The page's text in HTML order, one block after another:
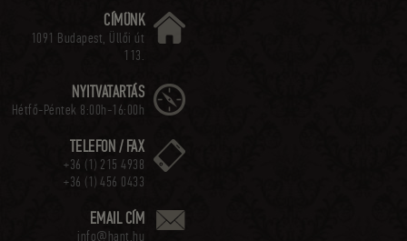
CÍMÜNK
1091 Budapest, Üllői út
113.
NYITVATARTÁS
Hétfő-Péntek 8:00h-16:00h
TELEFON / FAX
+36 (1) 215 4938
+36 (1) 456 0433
EMAIL CÍM
info@hant.hu